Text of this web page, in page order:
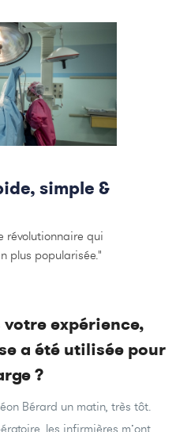
simple &
révolutionnaire qui
plus popularisée."
votre expérience,
a été utilisée pour
?
Bérard un matin, très tôt.
les infirmières m’ont